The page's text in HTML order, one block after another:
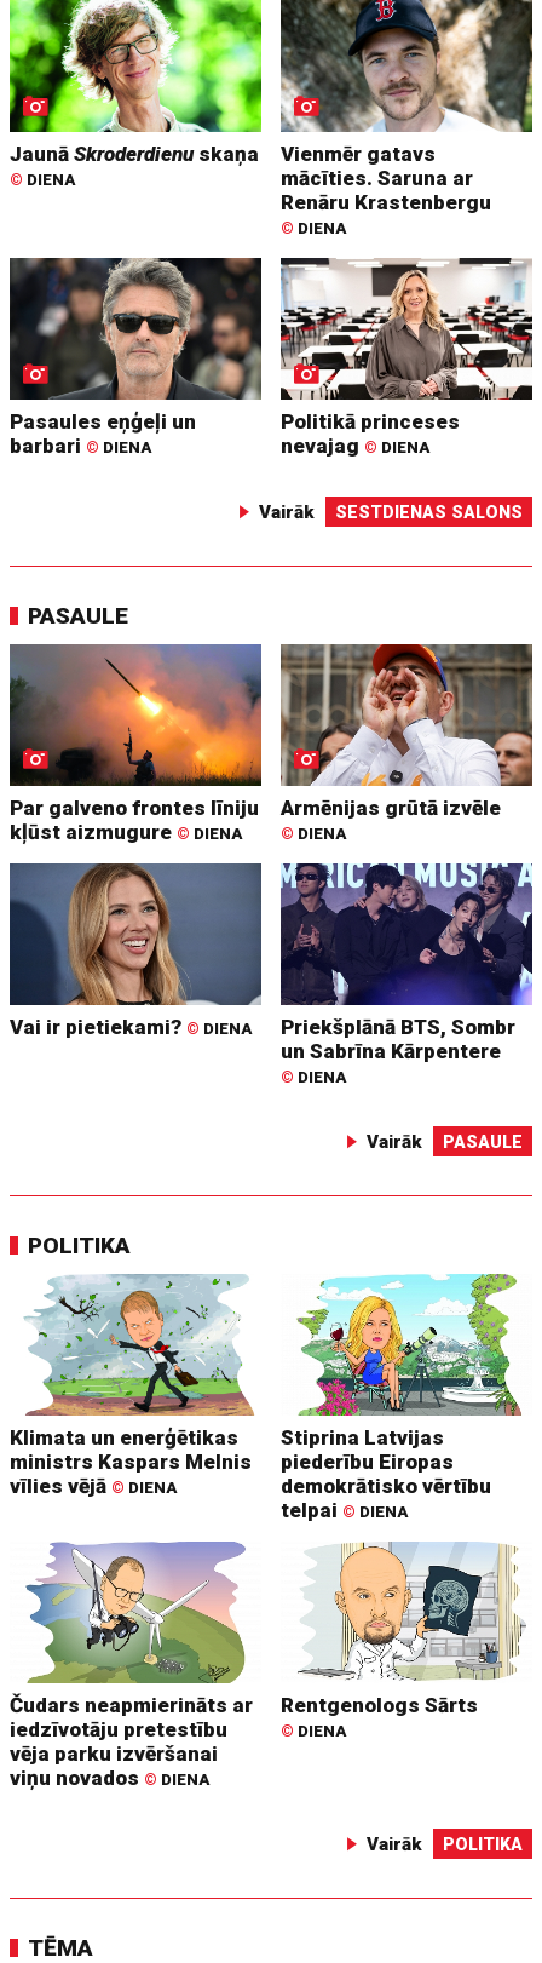
JaunāSkroderdienuskaņa
© DIENA
Vienmēr gatavs
mācīties. Saruna ar
Renāru Krastenbergu
© DIENA
Pasaules eņģeļi un
barbari © DIENA
Politikā princeses
nevajag © DIENA
Vairāk SESTDIENAS SALONS
PASAULE
Par galveno frontes līniju
kļūst aizmugure © DIENA
Armēnijas grūtā izvēle
© DIENA
Vai ir pietiekami? © DIENA
Priekšplānā BTS, Sombr
un Sabrīna Kārpentere
© DIENA
Vairāk PASAULE
POLITIKA
Klimata un enerģētikas
ministrs Kaspars Melnis
vīlies vējā © DIENA
Stiprina Latvijas
piederību Eiropas
demokrātisko vērtību
telpai © DIENA
Čudars neapmierināts ar
iedzīvotāju pretestību
vēja parku izvēršanai
viņu novados © DIENA
Rentgenologs Sārts
© DIENA
Vairāk POLITIKA
TĒMA